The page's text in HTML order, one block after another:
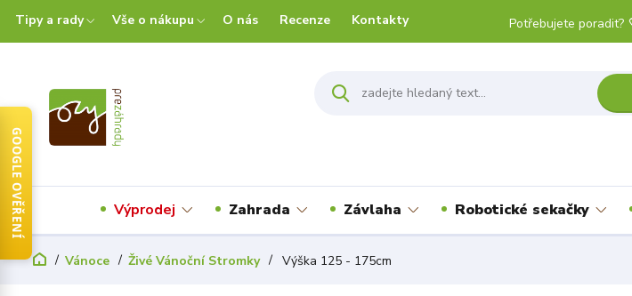
Tipy a rady Vše o nákupu O nás Recenze Kontakty Potřebujete poradit?
Výprodej Zahrada Závlaha Robotické sekačky
Vánoce Živé Vánoční Stromky Výška 125 - 175cm
GOOGLE OVĚŘENÍ